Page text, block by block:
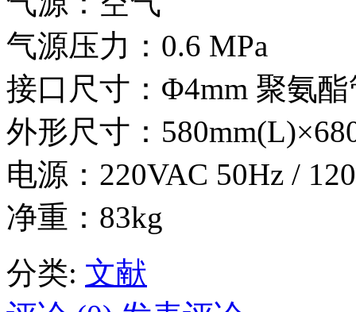
气源压力：0.6 MPa
接口尺寸：Φ4mm 聚氨酯
外形尺寸：
电源：220VAC 50Hz /
净重：83kg
分类: 文献